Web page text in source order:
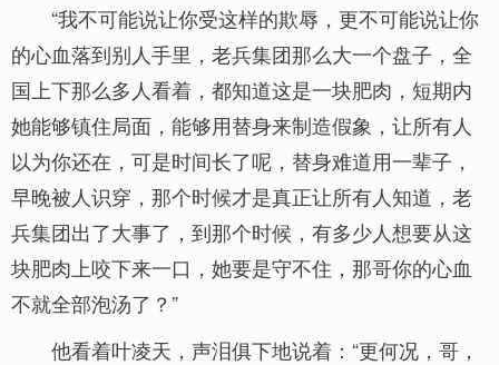
“我不可能说让你受这样的欺辱，更不可能说让你
的心血落到别人手里，老兵集团那么大一个盘子，全
国上下那么多人看着，都知道这是一块肥肉，短期内
她能够镇住局面，能够用替身来制造假象，让所有人
以为你还在，可是时间长了呢，替身难道用一辈子，
早晚被人识穿，那个时候才是真正让所有人知道，老
兵集团出了大事了，到那个时候，有多少人想要从这
块肥肉上咬下来一口，她要是守不住，那哥你的心血
不就全部泡汤了？”
他看着叶凌天，声泪俱下地说着：“更何况，哥，